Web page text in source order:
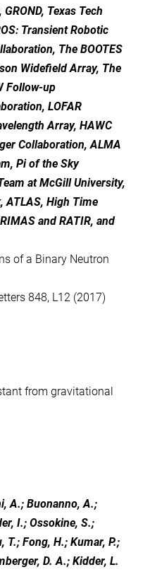
Texas Tech
Transient Robotic
The BOOTES
Widefield Array, The
Follow-up
LOFAR
Array, HAWC
Collaboration, ALMA
Pi of the Sky
at McGill University,
ATLAS, High Time
and RATIR, and
of a Binary Neutron
848, L12 (2017)
from gravitational
A.; Buonanno, A.;
I.; Ossokine, S.;
T.; Fong, H.; Kumar, P.;
D. A.; Kidder, L.